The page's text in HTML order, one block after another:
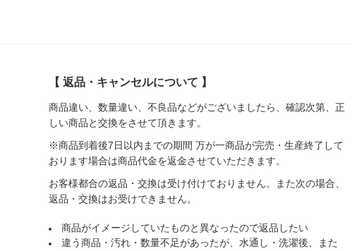
【 返品・キャンセルについて 】
商品違い、数量違い、不良品などがございましたら、確認次第、正
しい商品と交換をさせて頂きます。
※商品到着後7日以内までの期間 万が一商品が完売・生産終了して
おります場合は商品代金を返金させていただきます。
お客様都合の返品・交換は受け付けておりません。また次の場合、
返品・交換はお受けできません。
商品がイメージしていたものと異なったので返品したい
違う商品・汚れ・数量不足があったが、水通し・洗濯後、また